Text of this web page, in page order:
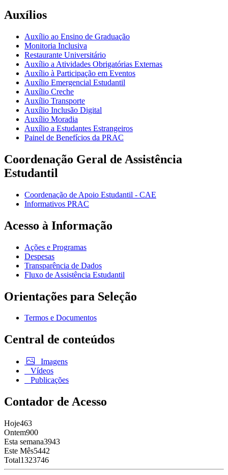
Auxílios
Auxílio ao Ensino de Graduação
Monitoria Inclusiva
Restaurante Universitário
Auxílio a Atividades Obrigatórias Externas
Auxílio à Participação em Eventos
Auxílio Emergencial Estudantil
Auxílio Creche
Auxílio Transporte
Auxílio Inclusão Digital
Auxílio Moradia
Auxílio a Estudantes Estrangeiros
Painel de Benefícios da PRAC
Coordenação Geral de Assistência
Estudantil
Coordenação de Apoio Estudantil - CAE
Informativos PRAC
Acesso à Informação
Ações e Programas
Despesas
Transparência de Dados
Fluxo de Assistência Estudantil
Orientações para Seleção
Termos e Documentos
Central de conteúdos
Imagens
Vídeos
Publicações
Contador de Acesso
Hoje463
Ontem900
Esta semana3943
Este Mês5442
Total1323746